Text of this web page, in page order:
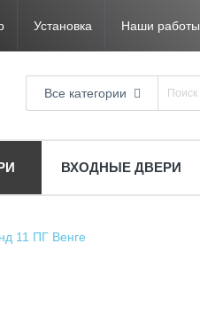
Установка Наши работы
Все категории
ВХОДНЫЕ ДВЕРИ
11 ПГ Венге